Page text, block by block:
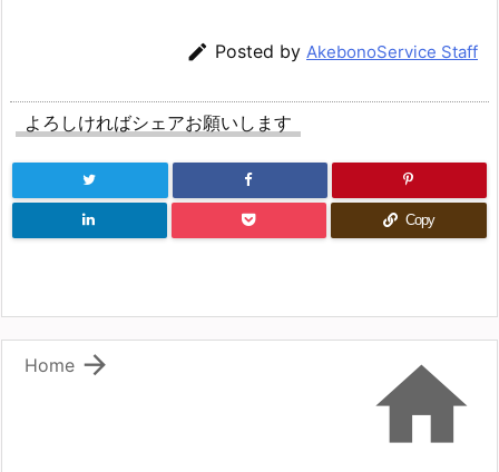
 Posted by AkebonoService Staff
よろしければシェアお願いします
Copy


Home